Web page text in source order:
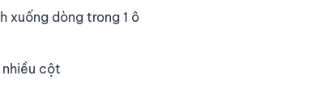
xuống dòng trong 1 ô
cột